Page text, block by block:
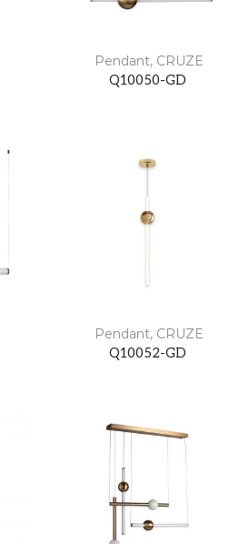
Pendant, CRUZE
Q10050-GD
Pendant, CRUZE
Q10052-GD